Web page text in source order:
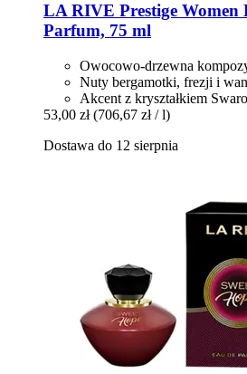
LA RIVE Prestige Women
Parfum, 75 ml
Owocowo-drzewna
Nuty bergamotki, frezji i
Akcent z kryształkiem
53,00 zł (706,67 zł / l)
Dostawa do 12 sierpnia